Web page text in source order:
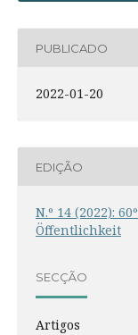
PUBLICADO
2022-01-20
EDIÇÃO
N.º 14 (2022):
Öffentlichkeit
SECÇÃO
Artigos